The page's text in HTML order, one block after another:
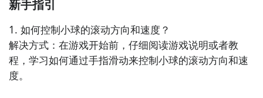
急速滚球大比拼什么时候公测？公测
三大方法，下边就让九游独家来为您揭秘吧！
方法一： 关注九游急速滚球大比拼大事件
新手指引
1. 如何控制小球的滚动方向和速度？
解决方式：在游戏开始前，仔细阅读游戏说明或者教
程，学习如何通过手指滑动来控制小球的滚动方向和速
度。